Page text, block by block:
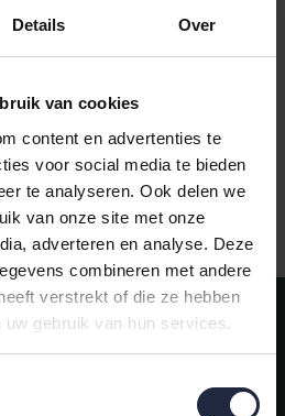
Details Over
van cookies
content en advertenties te
voor social media te bieden
te analyseren. Ook delen we
van onze site met onze
adverteren en analyse. Deze
combineren met andere
verstrekt of die ze hebben
gebruik van hun services.
AANMELDEN